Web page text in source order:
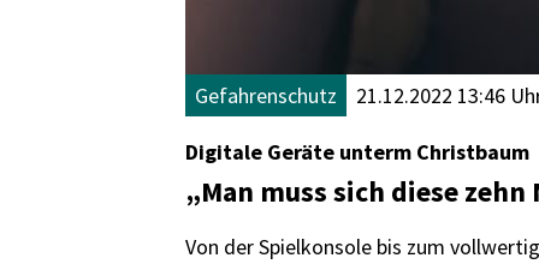
Gefahrenschutz 21.12.2022 13:46
Digitale Geräte unterm Christbaum
„Man muss sich diese
Von der Spielkonsole bis zum